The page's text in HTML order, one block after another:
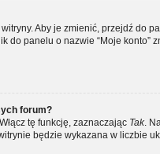
Aby je zmienić, przejdź do
do panelu o nazwie “Moje konto”
forum?
. Włącz tę funkcję, zaznaczając Tak.
będzie wykazana w liczbie